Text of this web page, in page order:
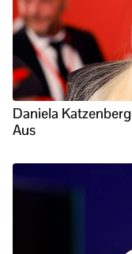
Daniela
Aus